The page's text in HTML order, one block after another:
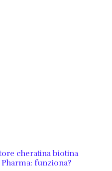
cheratina biotina
funziona?